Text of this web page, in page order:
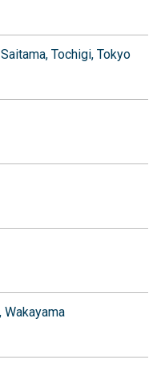
Saitama Tochigi Tokyo
Wakayama